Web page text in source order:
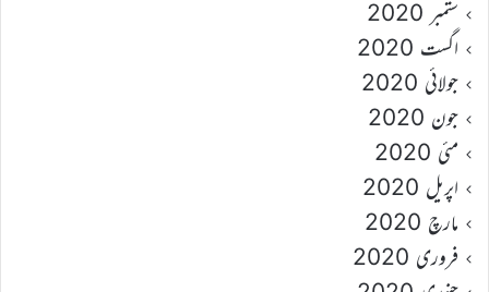
ستمبر 2020
اگست 2020
جولائی 2020
جون 2020
مئی 2020
اپریل 2020
مارچ 2020
فروری 2020